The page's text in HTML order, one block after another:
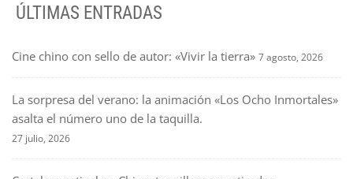
ÚLTIMAS ENTRADAS
Cine chino con sello de autor: «Vivir la tierra» 7 agosto, 2026
La sorpresa del verano: la animación «Los Ocho Inmortales»
asalta el número uno de la taquilla.
27 julio, 2026